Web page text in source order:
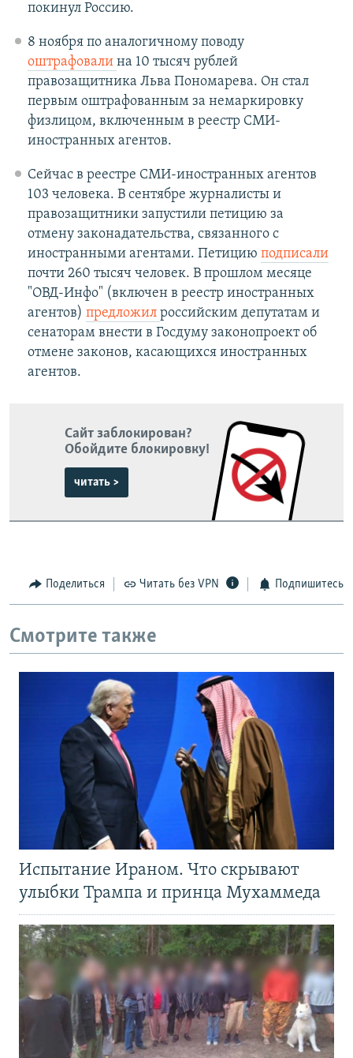
покинул Россию.
8 ноября по аналогичному поводу
оштрафовали на 10 тысяч рублей
правозащитника Льва Пономарева. Он стал
первым оштрафованным за немаркировку
физлицом, включенным в реестр СМИ-
иностранных агентов.
Сейчас в реестре СМИ-иностранных агентов
103 человека. В сентябре журналисты и
правозащитники запустили петицию за
отмену законадательства, связанного с
иностранными агентами. Петицию подписали
почти 260 тысяч человек. В прошлом месяце
"ОВД-Инфо" (включен в реестр иностранных
агентов) предложил российским депутатам и
сенаторам внести в Госдуму законопроект об
отмене законов, касающихся иностранных
агентов.
Сайт заблокирован?
Обойдите блокировку!
читать >
Поделиться Читать без VPN Подпишитесь
Смотрите также
Испытание Ираном. Что скрывают
улыбки Трампа и принца Мухаммеда